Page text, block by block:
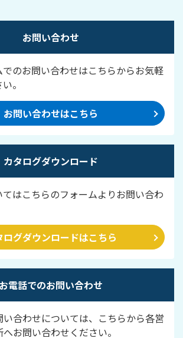
お問い合わせ
のお問い合わせはこちらからお気軽
。
お問い合わせはこちら
カタログダウンロード
はこちらのフォームよりお問い合わ
ログダウンロードはこちら
お電話でのお問い合わせ
合わせについては、こちらから各営
へお問い合わせください。